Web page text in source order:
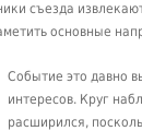
съезда
основные
Событие это давно
интересов. Круг
расширился,